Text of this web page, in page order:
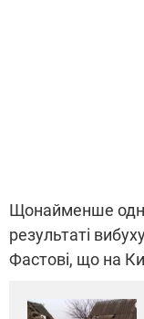
Щонайменше
результаті
Фастові, що на